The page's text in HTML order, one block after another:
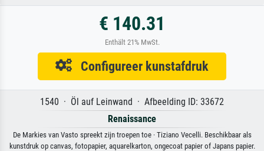
€ 140.31
Enthält 21% MwSt.
Configureer kunstafdruk
1540 · Öl auf Leinwand · Afbeelding ID: 33672
Renaissance
De Markies van Vasto spreekt zijn troepen toe · Tiziano Vecelli. Beschikbaar als
kunstdruk op canvas, fotopapier, aquarelkarton, ongecoat papier of Japans papier.